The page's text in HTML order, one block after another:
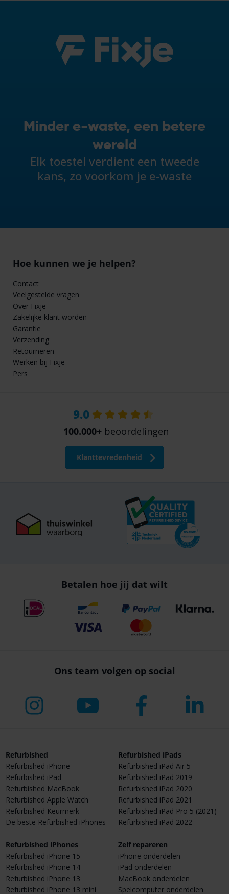
Minder e-waste, een betere
wereld
Elk toestel verdient een tweede
kans, zo voorkom je e-waste
Hoe kunnen we je helpen?
Contact
Veelgestelde vragen
Over Fixje
Zakelijke klant worden
Garantie
Verzending
Retourneren
Werken bij Fixje
Pers
9.0
100.000+ beoordelingen
Klanttevredenheid
Betalen hoe jij dat wilt
Ons team volgen op social
Refurbished
Refurbished iPhone
Refurbished iPad
Refurbished MacBook
Refurbished Apple Watch
Refurbished Keurmerk
De beste Refurbished iPhones
Refurbished iPhones
Refurbished iPhone 15
Refurbished iPhone 14
Refurbished iPhone 13
Refurbished iPhone 13 mini
Refurbished iPads
Refurbished iPad Air 5
Refurbished iPad 2019
Refurbished iPad 2020
Refurbished iPad 2021
Refurbished iPad Pro 5 (2021)
Refurbished iPad 2022
Zelf repareren
iPhone onderdelen
iPad onderdelen
MacBook onderdelen
Spelcomputer onderdelen